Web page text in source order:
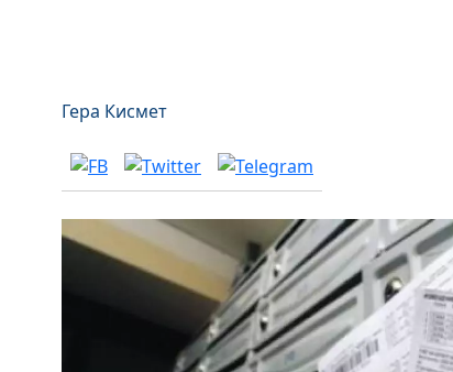
Гера Кисмет